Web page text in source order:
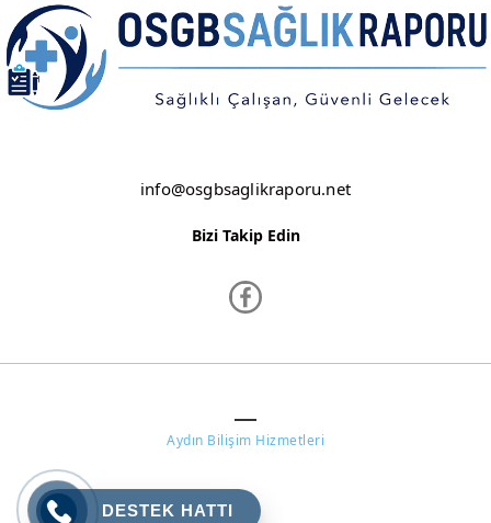
HAKKARİ
HATAY
KARS
KIRIKKALEDESTEK HATTI
info@osgbsaglikraporu.net
Bizi Takip Edin
Aydın Bilişim Hizmetleri